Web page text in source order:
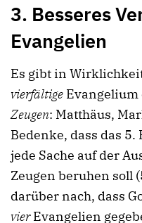
3. Besseres
Evangelien
Es gibt in
vierfältige
Zeugen: Matthäus,
Bedenke, dass das 5.
jede Sache auf der
Zeugen beruhen soll
darüber nach, dass
vierEvangelien